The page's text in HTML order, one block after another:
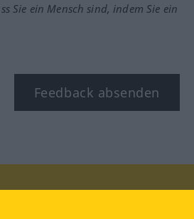
Sie ein Mensch sind, indem Sie ein
Feedback absenden